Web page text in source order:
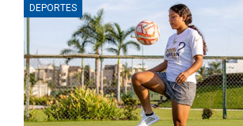
DEPORTES